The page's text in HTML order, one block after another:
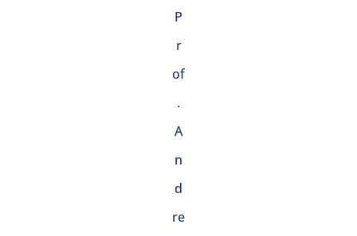
P
r
of
.
A
n
d
re